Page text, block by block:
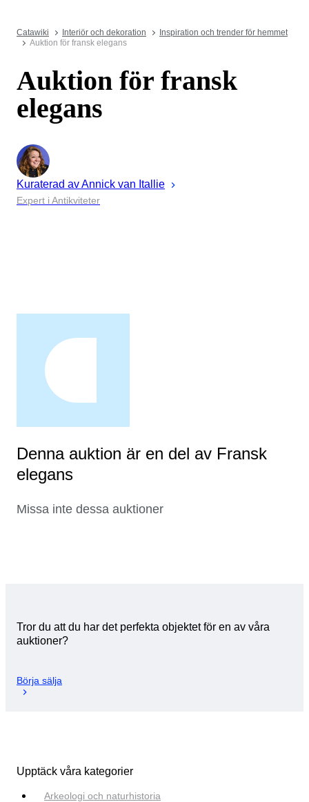
Catawiki Interiör och dekoration
Inspiration och trender för hemmet
Auktion för fransk elegans
Auktion för fransk
elegans
Kuraterad avAnnick van Itallie
Expert i Antikviteter
Denna auktion är en del av Fransk
elegans
Missa inte dessa auktioner
Tror du att du har det perfekta objektet för en av våra
auktioner?
Börja sälja
Upptäck våra kategorier
Arkeologi och naturhistoria